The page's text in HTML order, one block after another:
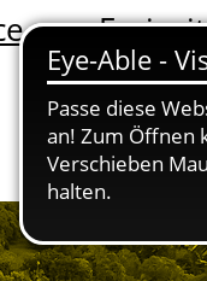
Freizeit